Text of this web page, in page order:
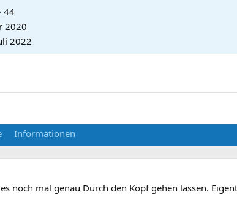
· 44
2020
2022
Informationen
noch mal genau Durch den Kopf gehen lassen.